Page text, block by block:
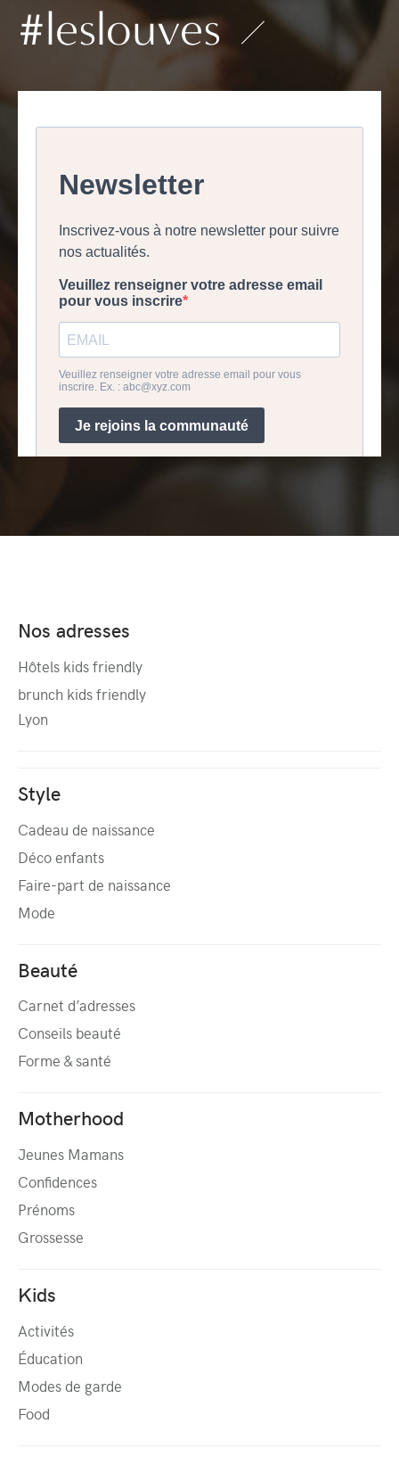
#leslouves
Nos adresses
Hôtels kids friendly
brunch kids friendly
Lyon
Style
Cadeau de naissance
Déco enfants
Faire-part de naissance
Mode
Beauté
Carnet d’adresses
Conseils beauté
Forme & santé
Motherhood
Jeunes Mamans
Confidences
Prénoms
Grossesse
Kids
Activités
Éducation
Modes de garde
Food